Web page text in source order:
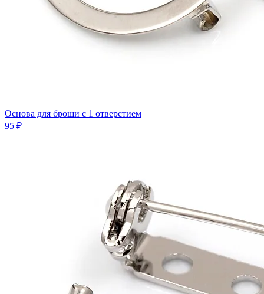
Основа для броши с 1 отверстием
95 ₽